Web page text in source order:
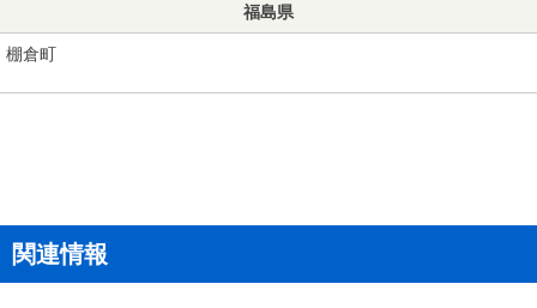
福島県
棚倉町
関連情報